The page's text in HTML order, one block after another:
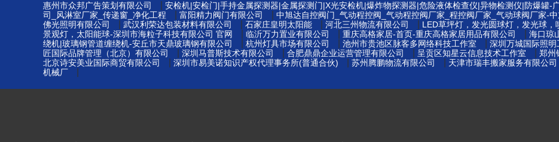
惠州市众邦广告策划有限公司 安检机|安检门|手持金属探测器|金属探测门|X光安检机|爆炸物探测器|危险液体检查仪|异物检测仪|防爆罐-
司_风淋室厂家_传递窗_净化工程
富阳精力阀门有限公司 中旭达自控阀门_气动程控阀_气动程控阀厂家_程控阀厂家_气动球阀厂家-
佛光照明有限公司
武汉利荣达包装材料有限公司 石家庄皇明太阳能 河北三州物流有限公司
LED草坪灯，发光圆球灯，发光球
景观灯，太阳能球-深圳市海粒子科技有限公司 官网
临沂万力置业有限公司 重庆高格家居-首页-重庆高格家居用品有限公司 海口琼
绕机|玻璃钢管道缠绕机-安丘市天鼎玻璃钢有限公司
杭州灯具市场有限公司 池州市贵池区脉客多网络科技工作室 深圳万城国际照明
匠国际品牌管理（北京）有限公司
深圳马普斯技术有限公司 合肥鼎鼎企业运营管理有限公司 呈贡区知星云信息技术工作室 郑州
北京诗安美业国际商贸有限公司 深圳市易美诺知识产权代理事务所(普通合伙) 苏州腾鹏物流有限公司 天津市瑞丰搬家服务有限公司
机械厂